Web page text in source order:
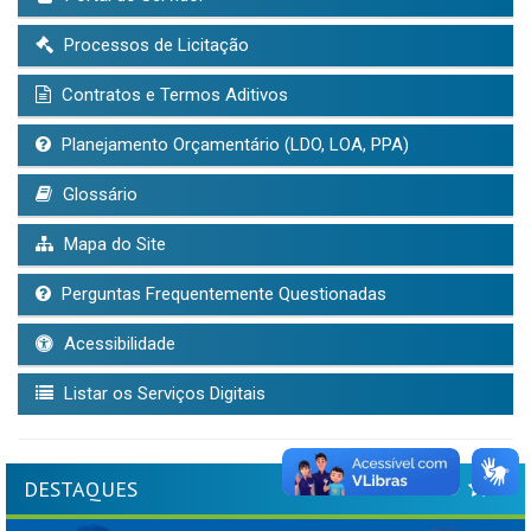
Processos de Licitação
Contratos e Termos Aditivos
Planejamento Orçamentário (LDO, LOA, PPA)
Glossário
Mapa do Site
Perguntas Frequentemente Questionadas
Acessibilidade
Listar os Serviços Digitais
DESTAQUES